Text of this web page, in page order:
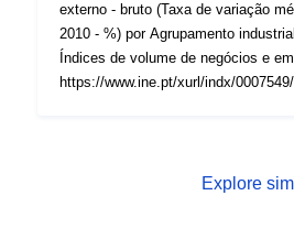
externo - bruto (Taxa de variação
2010 - %) por Agrupamento
Índices de volume de negócios e
https://www.ine.pt/xurl/indx/
Explore